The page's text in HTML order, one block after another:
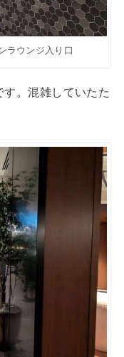
ラウンジ入り口
。混雑していたた